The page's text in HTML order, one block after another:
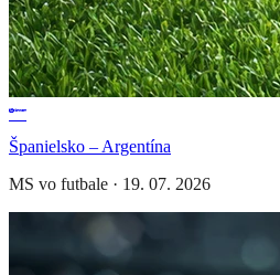
Španielsko – Argentína
MS vo futbale · 19. 07. 2026